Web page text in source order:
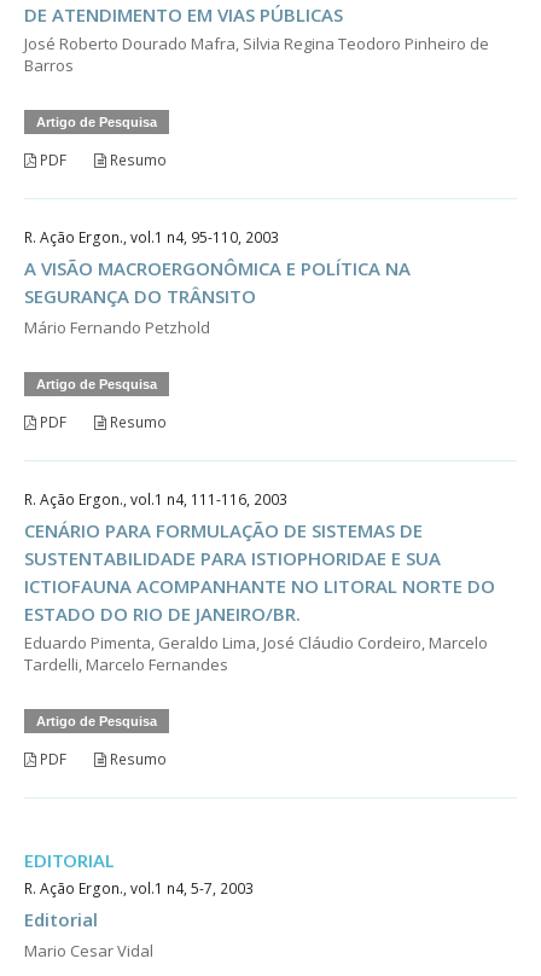
DE ATENDIMENTO EM VIAS PÚBLICAS
José Roberto Dourado Mafra, Silvia Regina Teodoro Pinheiro de
Barros
Artigo de Pesquisa
PDF Resumo
R. Ação Ergon., vol.1 n4, 95-110, 2003
A VISÃO MACROERGONÔMICA E POLÍTICA NA
SEGURANÇA DO TRÂNSITO
Mário Fernando Petzhold
Artigo de Pesquisa
PDF Resumo
R. Ação Ergon., vol.1 n4, 111-116, 2003
CENÁRIO PARA FORMULAÇÃO DE SISTEMAS DE
SUSTENTABILIDADE PARA ISTIOPHORIDAE E SUA
ICTIOFAUNA ACOMPANHANTE NO LITORAL NORTE DO
ESTADO DO RIO DE JANEIRO/BR.
Eduardo Pimenta, Geraldo Lima, José Cláudio Cordeiro, Marcelo
Tardelli, Marcelo Fernandes
Artigo de Pesquisa
PDF Resumo
EDITORIAL
R. Ação Ergon., vol.1 n4, 5-7, 2003
Editorial
Mario Cesar Vidal